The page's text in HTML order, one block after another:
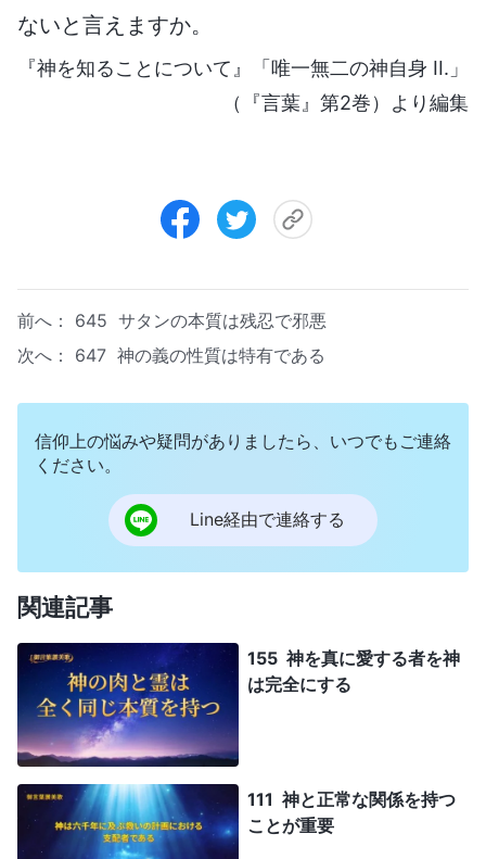
ないと言えますか。
『神を知ることについて』「唯一無二の神自身 II.」
（『言葉』第2巻）より編集
前へ： 645 サタンの本質は残忍で邪悪
次へ： 647 神の義の性質は特有である
信仰上の悩みや疑問がありましたら、いつでもご連絡
ください。
Line経由で連絡する
関連記事
155 神を真に愛する者を神
は完全にする
111 神と正常な関係を持つ
ことが重要